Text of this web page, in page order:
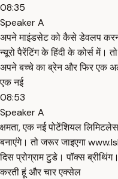
08:35
Speaker A
अपने माइंडसेट को कैसे डेवलप
न्यूरो पैरेंटिंग के हिंदी के कोर्स में।
अपने बच्चे का ब्रेन और फिर एक
एक नई
08:53
Speaker A
क्षमता, एक नई पोटेंशियल
बनाएंगे। तो जरूर जाइएगा
दिस प्रोग्राम टुडे। पॉक्स
करती हूं और चार एक्सेल